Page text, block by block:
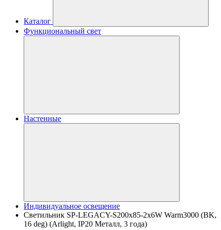
Каталог
Функциональный свет
Настенные
Индивидуальное освещение
Светильник SP-LEGACY-S200x85-2x6W Warm3000 (BK,
16 deg) (Arlight, IP20 Металл, 3 года)